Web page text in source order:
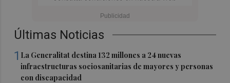
Últimas Noticias
1 La Generalitat destina 132 millones a 24 nuevas
infraestructuras sociosanitarias de mayores y personas
con discapacidad